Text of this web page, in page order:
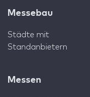
Messebau
Städte mit
Standanbietern
Messen